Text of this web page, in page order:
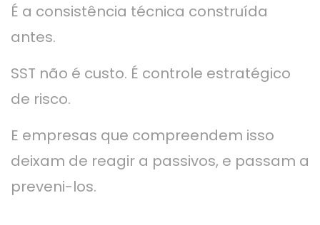
É a consistência técnica construída
antes.
SST não é custo. É controle estratégico
de risco.
E empresas que compreendem isso
deixam de reagir a passivos, e passam a
preveni-los.